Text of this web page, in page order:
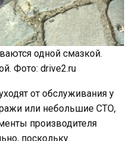
одной смазкой.
Фото: drive2.ru​
от обслуживания у
или небольшие СТО,
производителя
поскольку